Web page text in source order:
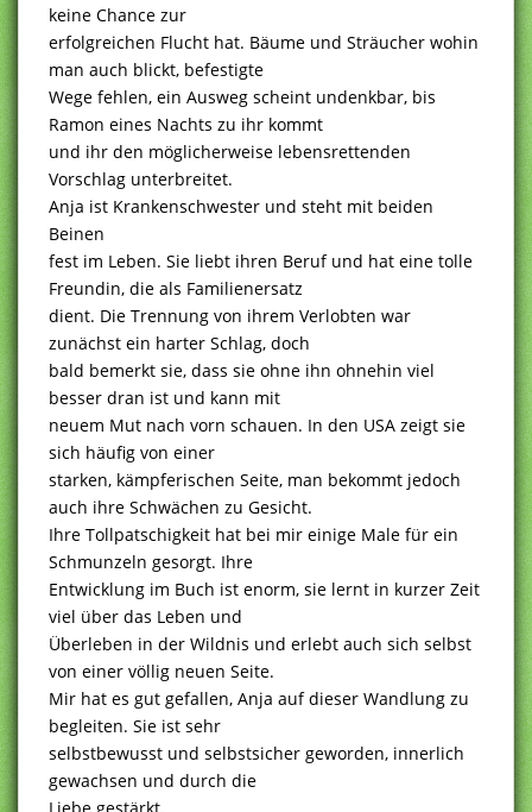
keine Chance zur
erfolgreichen Flucht hat. Bäume und Sträucher wohin
man auch blickt, befestigte
Wege fehlen, ein Ausweg scheint undenkbar, bis
Ramon eines Nachts zu ihr kommt
und ihr den möglicherweise lebensrettenden
Vorschlag unterbreitet.
Anja ist Krankenschwester und steht mit beiden
Beinen
fest im Leben. Sie liebt ihren Beruf und hat eine tolle
Freundin, die als Familienersatz
dient. Die Trennung von ihrem Verlobten war
zunächst ein harter Schlag, doch
bald bemerkt sie, dass sie ohne ihn ohnehin viel
besser dran ist und kann mit
neuem Mut nach vorn schauen. In den USA zeigt sie
sich häufig von einer
starken, kämpferischen Seite, man bekommt jedoch
auch ihre Schwächen zu Gesicht.
Ihre Tollpatschigkeit hat bei mir einige Male für ein
Schmunzeln gesorgt. Ihre
Entwicklung im Buch ist enorm, sie lernt in kurzer Zeit
viel über das Leben und
Überleben in der Wildnis und erlebt auch sich selbst
von einer völlig neuen Seite.
Mir hat es gut gefallen, Anja auf dieser Wandlung zu
begleiten. Sie ist sehr
selbstbewusst und selbstsicher geworden, innerlich
gewachsen und durch die